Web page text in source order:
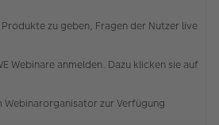
zu geben, Fragen der Nutzer live
Webinare anmelden. Dazu klicken sie auf
Webinarorganisator zur Verfügung